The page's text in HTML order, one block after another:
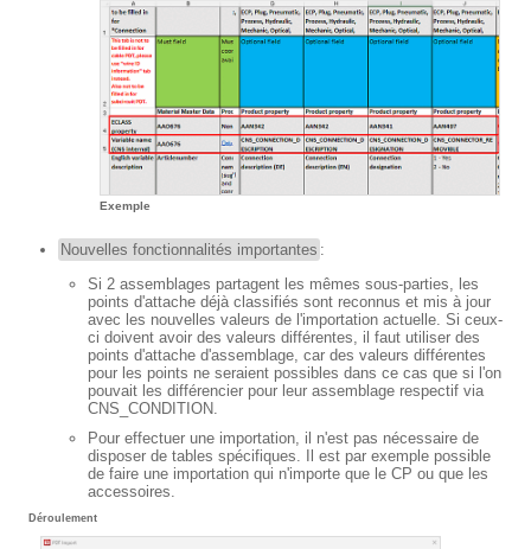
Exemple
Nouvelles fonctionnalités importantes :
Si 2 assemblages partagent les mêmes sous-parties, les
points d'attache déjà classifiés sont reconnus et mis à jour
avec les nouvelles valeurs de l'importation actuelle. Si ceux-
ci doivent avoir des valeurs différentes, il faut utiliser des
points d'attache d'assemblage, car des valeurs différentes
pour les points ne seraient possibles dans ce cas que si l'on
pouvait les différencier pour leur assemblage respectif via
CNS_CONDITION.
Pour effectuer une importation, il n'est pas nécessaire de
disposer de tables spécifiques. Il est par exemple possible
de faire une importation qui n'importe que le CP ou que les
accessoires.
Déroulement